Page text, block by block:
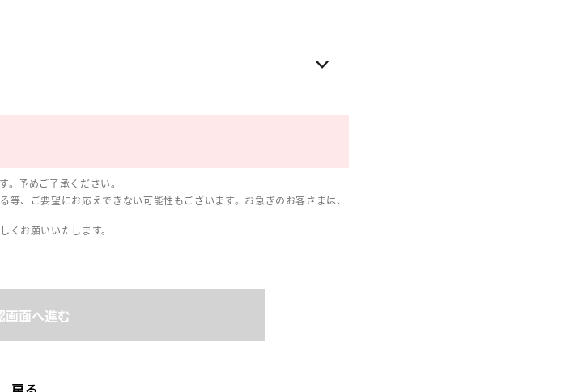
予めご了承ください。
、ご要望にお応えできない可能性もございます。お急ぎのお客さまは、
お願いいたします。
画面へ進む